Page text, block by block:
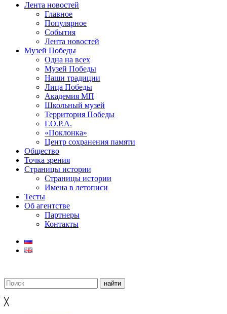
Лента новостей
Главное
Популярное
События
Лента новостей
Музей Победы
Одна на всех
Музей Победы
Наши традиции
Лица Победы
Академия МП
Школьный музей
Территория Победы
Г.О.Р.А.
«Поклонка»
Центр сохранения памяти
Общество
Точка зрения
Страницы истории
Страницы истории
Имена в летописи
Тесты
Об агентстве
Партнеры
Контакты
╳